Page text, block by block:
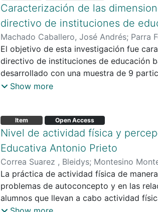
sector que carece de poca vigilancia.
Por otra parte, otro resultado
de las enfermedades laborales se
no se hacen los respectivos manejos de
trabajadores no cuentan o no utilizan
concentración y exposición con los
al momento de entrar en contacto con
Caracterización de las
directivo de instituciones de
Machado Caballero, José Andrés; Parra
El objetivo de esta investigación fue
directivo de instituciones de educación
desarrollado con una muestra de 9
a los cuales se les aplicó de manera
habilidades personales con un promedio
en este personal, consienten que el
cambio positivo, sitúan a los directivos
otorgando un óptimo clima
Show more
Item Open Access
Nivel de actividad física y
Educativa Antonio Prieto
Correa Suarez , Bleidys; Montesino
La práctica de actividad física de
problemas de autoconcepto y en las
alumnos que llevan a cabo actividad
activos en etapas posteriores de la